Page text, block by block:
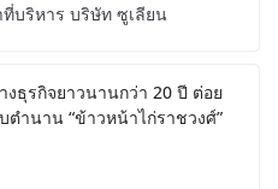
บริหาร บริษัท ซูเลียน
งธุรกิจยาวนานกว่า 20 ปี ต่อย
ตำนาน “ข้าวหน้าไก่ราชวงศ์”